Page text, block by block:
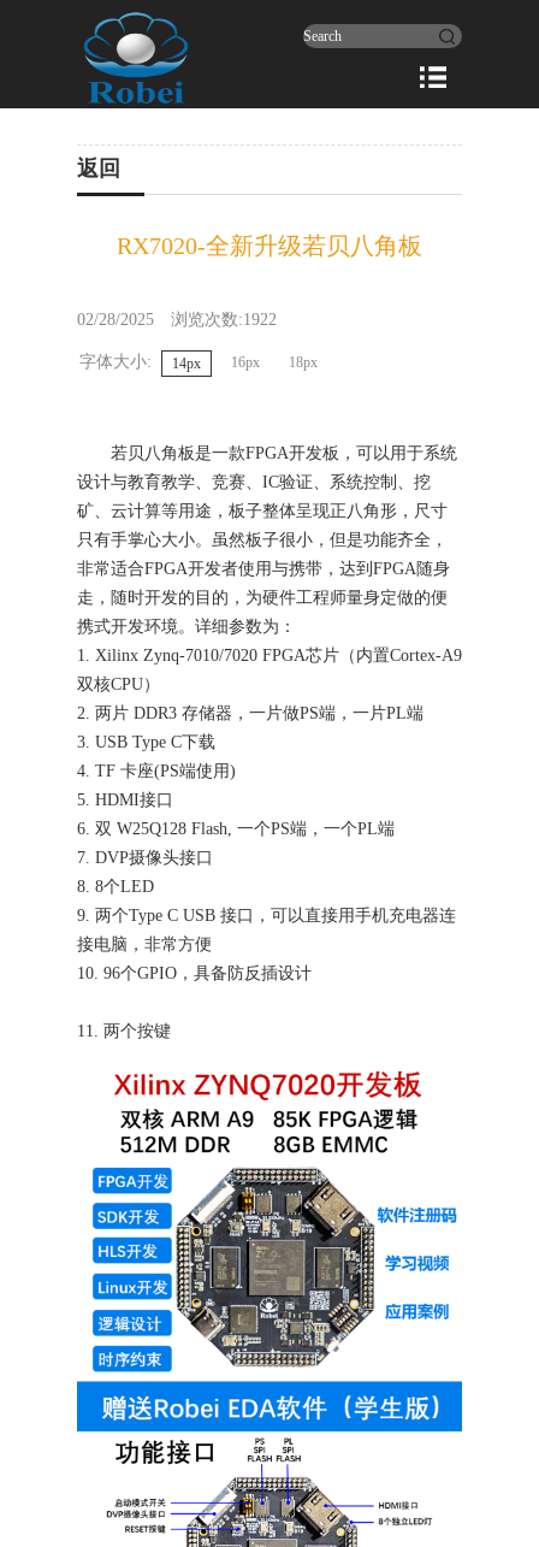
返回
RX7020-全新升级若贝八角板
02/28/2025 浏览次数:1922
字体大小: 14px 16px 18px
若贝八角板是一款FPGA开发板，可以用于系统
设计与教育教学、竞赛、 IC验证、系统控制、挖
矿、云计算等用途，板子整体呈现正八角形，尺寸
只有手掌心大小。虽然板子很小，但是功能齐全，
非常适合FPGA开发者使用与携带，达到 FPGA随身
走，随时开发的目的，为硬件工程师量身定做的便
携式开发环境。详细参数为：
1. Xilinx Zynq-7010/7020 FPGA芯片（内置Cortex-A9
双核CPU）
2. 两片 DDR3 存储器，一片做PS端，一片PL端
3. USB Type C下载
4. TF 卡座(PS端使用)
5. HDMI接口
6. 双 W25Q128 Flash, 一个PS端，一个PL端
7. DVP摄像头接口
8. 8个LED
9. 两个Type C USB 接口，可以直接用手机充电器连
接电脑，非常方便
10. 96个GPIO ，具备防反插设计
11. 两个按键